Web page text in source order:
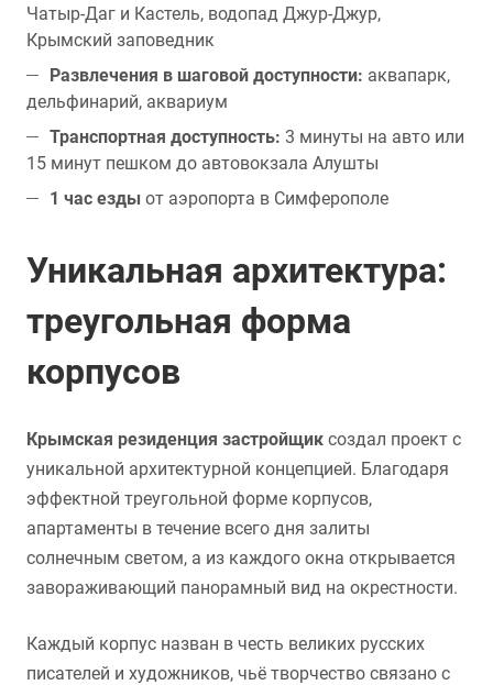
Чатыр-Даг и Кастель, водопад Джур-Джур,
Крымский заповедник
Развлечения в шаговой доступности: аквапарк,
дельфинарий, аквариум
Транспортная доступность: 3 минуты на авто или
15 минут пешком до автовокзала Алушты
1 час езды от аэропорта в Симферополе
Уникальная архитектура:
треугольная форма
корпусов
Крымская резиденция застройщик создал проект с
уникальной архитектурной концепцией. Благодаря
эффектной треугольной форме корпусов,
апартаменты в течение всего дня залиты
солнечным светом, а из каждого окна открывается
завораживающий панорамный вид на окрестности.
Каждый корпус назван в честь великих русских
писателей и художников, чьё творчество связано с